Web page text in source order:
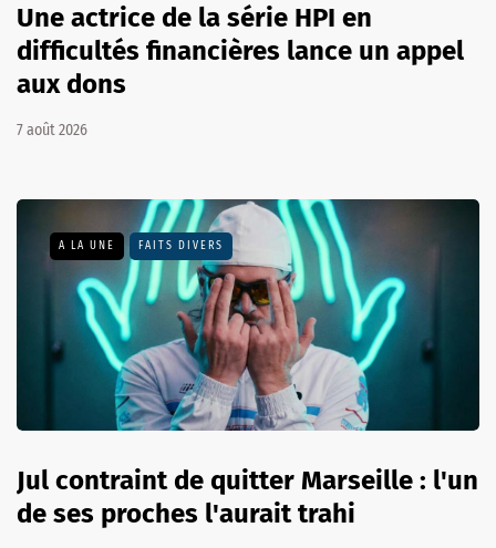
Une actrice de la série HPI en
difficultés financières lance un appel
aux dons
7 août 2026
A LA UNE FAITS DIVERS
Jul contraint de quitter Marseille : l'un
de ses proches l'aurait trahi